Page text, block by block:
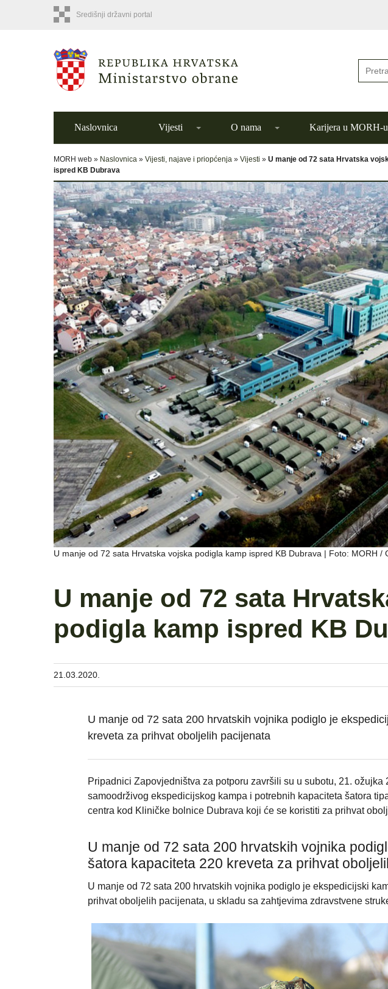
Središnji državni portal
Naslovnica Vijesti O nama Karijera u MORH-u
MORH web » Naslovnica » Vijesti, najave i priopćenja » Vijesti » U manje od 72 sata Hrvatska
ispred KB Dubrava
U manje od 72 sata Hrvatska vojska podigla kamp ispred KB Dubrava | Foto: MORH /
U manje od 72 sata
podigla kamp ispred KB
21.03.2020.
U manje od 72 sata 200 hrvatskih vojnika podiglo je
kreveta za prihvat oboljelih pacijenata
Pripadnici Zapovjedništva za potporu završili su u subotu, 21.
samoodrživog ekspedicijskog kampa i potrebnih kapaciteta šatora
centra kod Kliničke bolnice Dubrava koji će se koristiti za prihvat
U manje od 72 sata 200 hrvatskih vojnika
šatora kapaciteta 220 kreveta za prihvat
U manje od 72 sata 200 hrvatskih vojnika podiglo je ekspedicijski
prihvat oboljelih pacijenata, u skladu sa zahtjevima zdravstvene